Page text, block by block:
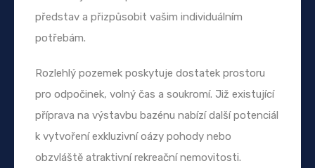
představ a přizpůsobit vašim individuálním
potřebám.
Rozlehlý pozemek poskytuje dostatek prostoru
pro odpočinek, volný čas a soukromí. Již existující
příprava na výstavbu bazénu nabízí další potenciál
k vytvoření exkluzivní oázy pohody nebo
obzvláště atraktivní rekreační nemovitosti.